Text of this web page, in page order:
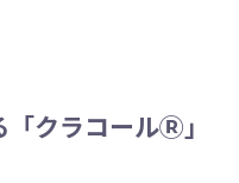
クラコールⓇ」